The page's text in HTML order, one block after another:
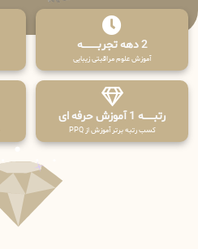
2 دهه تجربـــــــــه
آموزش علوم مراقبتی زیبایی
رتبــــــه 1 آموزش حرفه ای
کسب رتبه برتر آموزش از PPQ